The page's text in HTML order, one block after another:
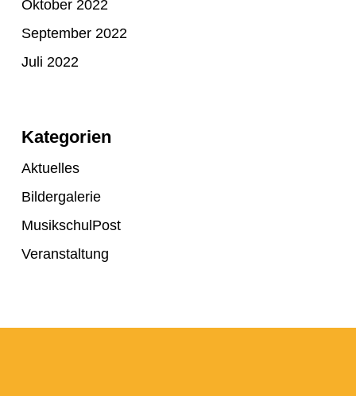
Oktober 2022
September 2022
Juli 2022
Kategorien
Aktuelles
Bildergalerie
MusikschulPost
Veranstaltung